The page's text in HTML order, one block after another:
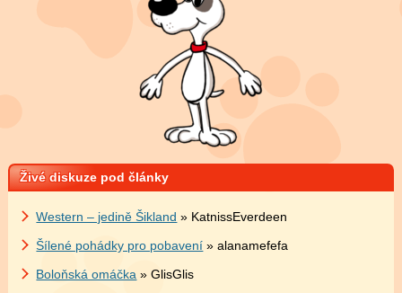
Živé diskuze pod články
Western – jedině Šikland » KatnissEverdeen
Šílené pohádky pro pobavení » alanamefefa
Boloňská omáčka » GlisGlis